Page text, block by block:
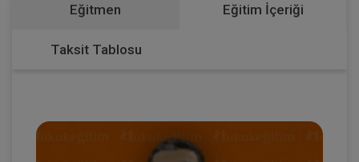
Eğitmen Eğitim İçeriği
Taksit Tablosu